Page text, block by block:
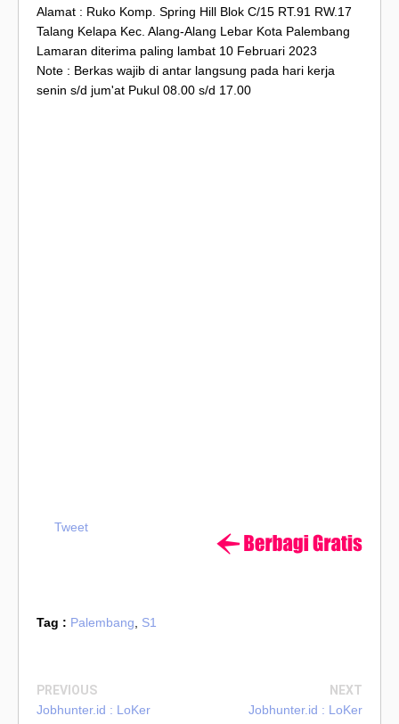
Alamat : Ruko Komp. Spring Hill Blok C/15 RT.91 RW.17
Talang Kelapa Kec. Alang-Alang Lebar Kota Palembang
Lamaran diterima paling lambat 10 Februari 2023
Note : Berkas wajib di antar langsung pada hari kerja
senin s/d jum'at Pukul 08.00 s/d 17.00
Tweet
Tag : Palembang S1
PREVIOUS
Jobhunter.id : LoKer
NEXT
Jobhunter.id : LoKer